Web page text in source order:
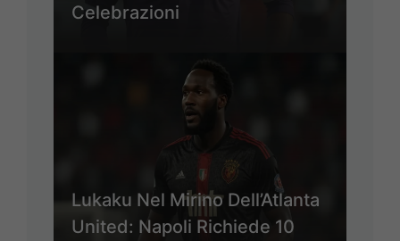
Celebrazioni
Lukaku Nel Mirino Dell’Atlanta
United: Napoli Richiede 10